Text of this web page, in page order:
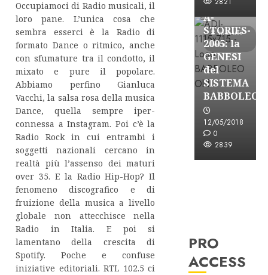
Occupiamoci di Radio musicali, il
loro pane. L’unica cosa che
sembra esserci è la Radio di
formato Dance o ritmico, anche
con sfumature tra il condotto, il
mixato e pure il popolare.
Abbiamo perfino Gianluca
Vacchi, la salsa rosa della musica
Dance, quella sempre iper-
connessa a Instagram. Poi c’è la
Radio Rock in cui entrambi i
soggetti nazionali cercano in
realtà più l’assenso dei maturi
over 35. E la Radio Hip-Hop? Il
fenomeno discografico e di
fruizione della musica a livello
globale non attecchisce nella
Radio in Italia. E poi si
lamentano della crescita di
Spotify. Poche e confuse
iniziative editoriali. RTL 102.5 ci
8 minuti
letti
A-
STORIES-
2005: la
GENESI
del
SISTEMA
BABBOLEO
12/05/2018
0
2839
PRO
ACCESS